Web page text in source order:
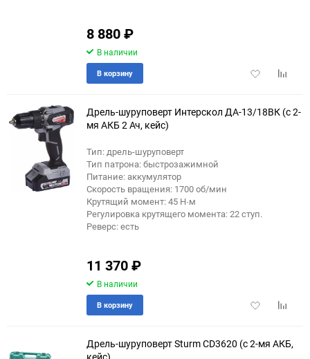
8 880₽
В наличии
Добавить
В корзину
еще 1 фото
Дрель-шуруповерт Интерскол ДА-13/18ВК (с 2-
мя АКБ 2 Ач, кейс)
Тип: дрель-шуруповерт
Тип патрона: быстрозажимной
Питание: аккумулятор
Скорость вращения: 1700 об/мин
Крутящий момент: 45 Н·м
Регулировка крутящего момента: 22 ступ.
Реверс: есть
11 370₽
В наличии
Добавить
В корзину
Дрель-шуруповерт Sturm CD3620 (с 2-мя АКБ,